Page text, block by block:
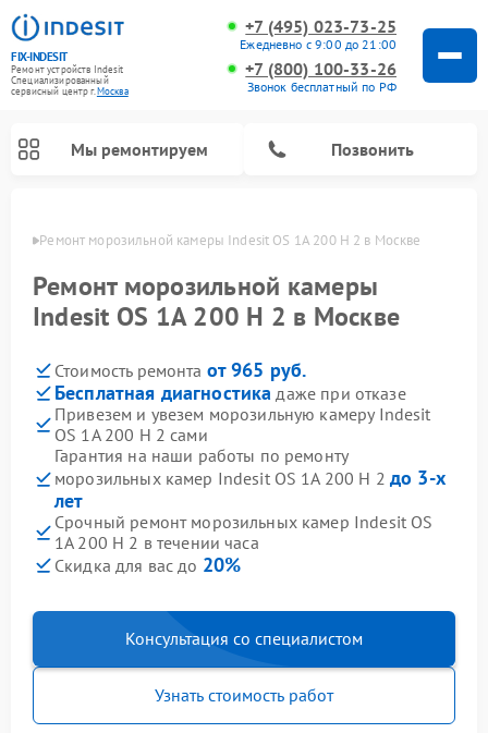
FIX-INDESIT
Ремонт устройств Indesit
Специализированный
cервисный центр г.Москва
+7 (495) 023-73-25
Ежедневно с 9:00 до 21:00
+7 (800) 100-33-26
Звонок бесплатный по РФ
Мы ремонтируем Позвонить
Ремонт морозильной камеры Indesit OS 1A 200 H 2 в Москве
Ремонт морозильной камеры
Indesit OS 1A 200 H 2 в Москве
Стоимость ремонта от 965 руб.
Бесплатная диагностика даже при отказе
Привезем и увезем морозильную камеру Indesit
OS 1A 200 H 2 сами
Гарантия на наши работы по ремонту
морозильных камер Indesit OS 1A 200 H 2 до 3-х
лет
Срочный ремонт морозильных камер Indesit OS
1A 200 H 2 в течении часа
Скидка для вас до 20%
Консультация со специалистом
Узнать стоимость работ